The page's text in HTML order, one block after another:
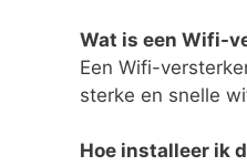
Wat is een Wifi-
Een Wifi-
sterke en snelle
Hoe installeer ik